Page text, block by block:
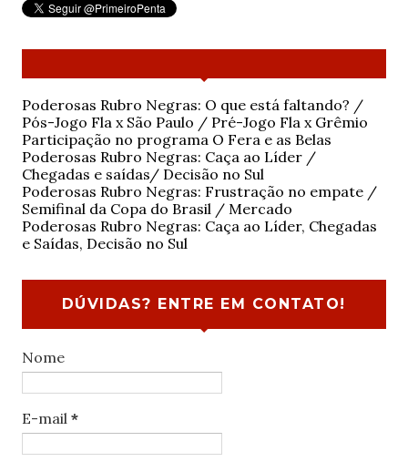
Poderosas Rubro Negras: O que está faltando? /
Pós-Jogo Fla x São Paulo / Pré-Jogo Fla x Grêmio
Participação no programa O Fera e as Belas
Poderosas Rubro Negras: Caça ao Líder /
Chegadas e saídas/ Decisão no Sul
Poderosas Rubro Negras: Frustração no empate /
Semifinal da Copa do Brasil / Mercado
Poderosas Rubro Negras: Caça ao Líder, Chegadas
e Saídas, Decisão no Sul
DÚVIDAS? ENTRE EM CONTATO!
Nome
E-mail *